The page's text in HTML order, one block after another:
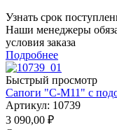
Узнать срок
Наши менеджеры
условия заказа
Подробнее
Быстрый просмотр
Сапоги "С-М11" с
Артикул: 10739
3 090,00 ₽